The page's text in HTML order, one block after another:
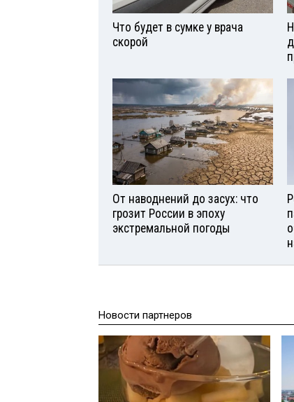
Что будет в сумке у врача
скорой
От наводнений до засух: что
грозит России в эпоху
экстремальной погоды
Новости партнеров